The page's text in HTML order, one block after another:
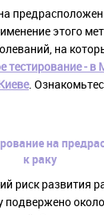
этого
на
тестирование - в
.
на
к раку
риск развития
подвержено